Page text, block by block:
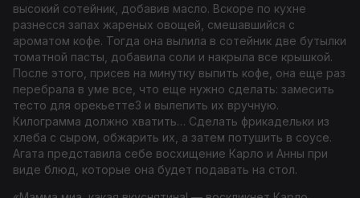
высокий сотейник, добавив масло. Вскоре по кухне
разнесся запах жареных овощей, смешавшийся с
ароматом кофе. Тогда она вылила в сотейник две бутылки
томатной пасты, добавила соли и накрыла все крышкой.
После этого, присев на минутку выпить кофе, она еще раз
перебрала в уме все, что еще нужно сделать: замесить
тесто для орекьетте3 и вылепить их вручную.
Килограмма должно хватить… Сделать фрикадельки из
хлеба с сыром, обжарить их, а затем потушить в соусе.
Агата представила себе восхищение Карло и Анны при
виде блюд, которые она будет подавать на стол.